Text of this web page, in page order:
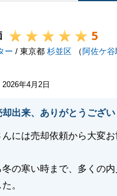
5
ー / 東京都 杉並区 （ 阿佐ケ谷
2026年4月2日
出来、ありがとうござい
には売却依頼から大変
の寒い時まで、多くの
。